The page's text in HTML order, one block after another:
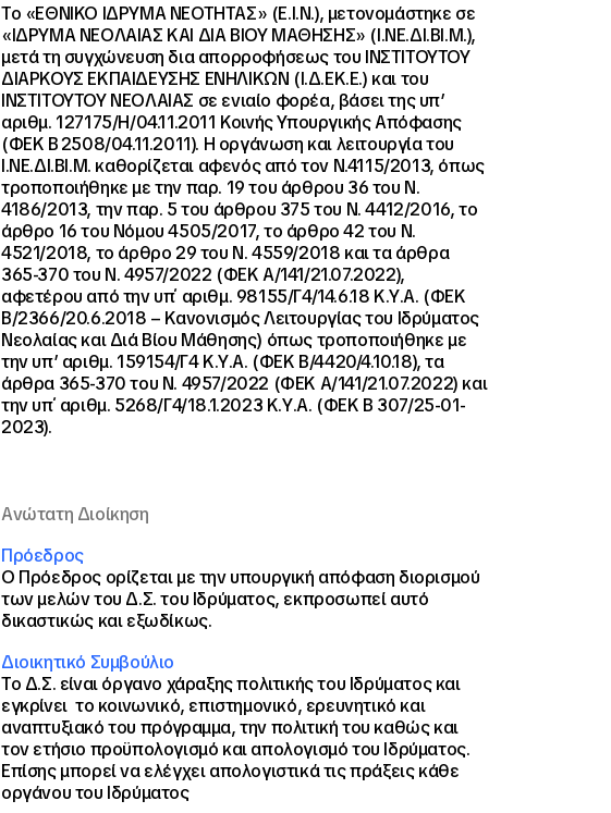
Το «ΕΘΝΙΚΟ ΙΔΡΥΜΑ ΝΕΟΤΗΤΑΣ» (Ε.Ι.Ν.), μετονομάστηκε σε
«ΙΔΡΥΜΑ ΝΕΟΛΑΙΑΣ ΚΑΙ ΔΙΑ ΒΙΟΥ ΜΑΘΗΣΗΣ» (Ι.ΝΕ.ΔΙ.ΒΙ.Μ.),
μετά τη συγχώνευση δια απορροφήσεως του ΙΝΣΤΙΤΟΥΤΟΥ
ΔΙΑΡΚΟΥΣ ΕΚΠΑΙΔΕΥΣΗΣ ΕΝΗΛΙΚΩΝ (Ι.Δ.ΕΚ.Ε.) και του
ΙΝΣΤΙΤΟΥΤΟΥ ΝΕΟΛΑΙΑΣ σε ενιαίο φορέα, βάσει της υπ’
αριθμ. 127175/Η/04.11.2011 Κοινής Υπουργικής Απόφασης
(ΦΕΚ Β΄ 2508/04.11.2011). Η οργάνωση και λειτουργία του
Ι.ΝΕ.ΔΙ.ΒΙ.Μ. καθορίζεται αφενός από τον N.4115/2013, όπως
τροποποιήθηκε με την παρ. 19 του άρθρου 36 του Ν.
4186/2013, την παρ. 5 του άρθρου 375 του Ν. 4412/2016, το
άρθρο 16 του Νόμου 4505/2017, το άρθρο 42 του Ν.
4521/2018, το άρθρο 29 του Ν. 4559/2018 και τα άρθρα
365-370 του Ν. 4957/2022 (ΦΕΚ Α/141/21.07.2022),
αφετέρου από την υπ΄ αριθμ. 98155/Γ4/14.6.18 Κ.Υ.Α. (ΦΕΚ
Β/2366/20.6.2018 – Κανονισμός Λειτουργίας του Ιδρύματος
Νεολαίας και Διά Βίου Μάθησης) όπως τροποποιήθηκε με
την υπ’ αριθμ. 159154/Γ4 Κ.Υ.Α. (ΦΕΚ Β/4420/4.10.18), τα
άρθρα 365-370 του Ν. 4957/2022 (ΦΕΚ Α/141/21.07.2022) και
την υπ΄ αριθμ. 5268/Γ4/18.1.2023 Κ.Υ.Α. (ΦΕΚ Β 307/25-01-
2023).
Ανώτατη Διοίκηση
Πρόεδρος
Ο Πρόεδρος ορίζεται με την υπουργική απόφαση διορισμού
των μελών του Δ.Σ. του Ιδρύματος, εκπροσωπεί αυτό
δικαστικώς και εξωδίκως.
Διοικητικό Συμβούλιο
Το Δ.Σ. είναι όργανο χάραξης πολιτικής του Ιδρύματος και
εγκρίνει το κοινωνικό, επιστημονικό, ερευνητικό και
αναπτυξιακό του πρόγραμμα, την πολιτική του καθώς και
τον ετήσιο προϋπολογισμό και απολογισμό του Ιδρύματος.
Επίσης μπορεί να ελέγχει απολογιστικά τις πράξεις κάθε
οργάνου του Ιδρύματος